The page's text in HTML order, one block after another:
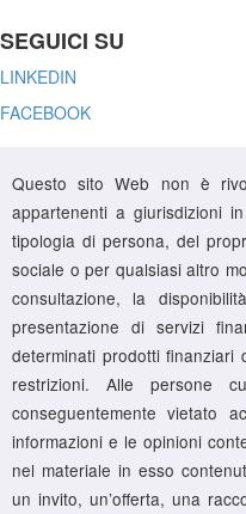
SEGUICI SU
LINKEDIN
FACEBOOK
Questo sito Web non è
appartenenti a giurisdizioni
tipologia di persona, del
sociale o per qualsiasi altro
consultazione, la
presentazione di servizi
determinati prodotti
restrizioni. Alle persone
conseguentemente vietato
informazioni e le opinioni
nel materiale in esso
un invito, un’offerta, una